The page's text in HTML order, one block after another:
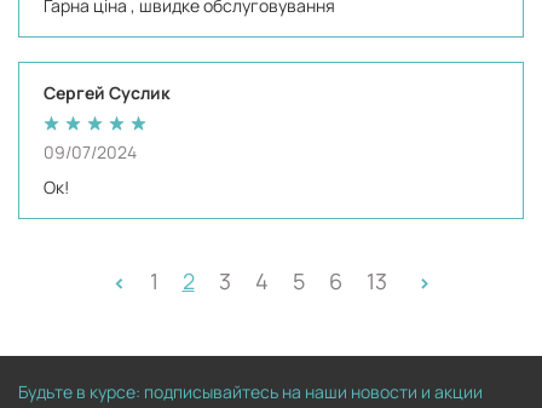
Гарна ціна , швидке обслуговування
Сергей Суслик
09/07/2024
Ок!
< 1 2 3 4 5 6 13 >
Будьте в курсе: подписывайтесь на наши новости и акции